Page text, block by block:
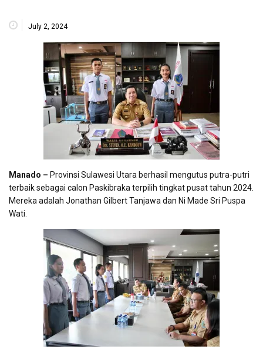
July 2, 2024
Manado – Provinsi Sulawesi Utara berhasil mengutus putra-putri
terbaik sebagai calon Paskibraka terpilih tingkat pusat tahun 2024.
Mereka adalah Jonathan Gilbert Tanjawa dan Ni Made Sri Puspa
Wati.